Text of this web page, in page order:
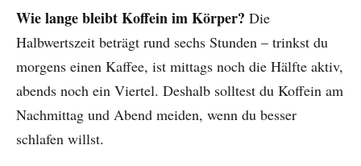
Wie lange bleibt Koffein im Körper? Die
Halbwertszeit beträgt rund sechs Stunden – trinkst du
morgens einen Kaffee, ist mittags noch die Hälfte aktiv,
abends noch ein Viertel. Deshalb solltest du Koffein am
Nachmittag und Abend meiden, wenn du besser
schlafen willst.